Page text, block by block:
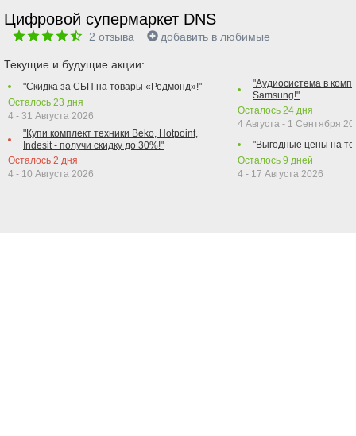
Цифровой супермаркет DNS
2 отзыва добавить в любимые
Текущие и будущие акции:
"Скидка за СБП на товары «Редмонд»!"
Осталось 23 дня
4 - 31 Августа 2026
"Купи комплект техники Beko, Hotpoint,
Indesit - получи скидку до 30%!"
Осталось 2 дня
4 - 10 Августа 2026
"Аудиосистема в
Samsung!"
Осталось 24 дня
4 Августа - 1 Сентября
"Выгодные цены на
Осталось 9 дней
4 - 17 Августа 2026